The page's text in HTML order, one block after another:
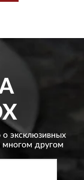
эксклюзивных
многом другом